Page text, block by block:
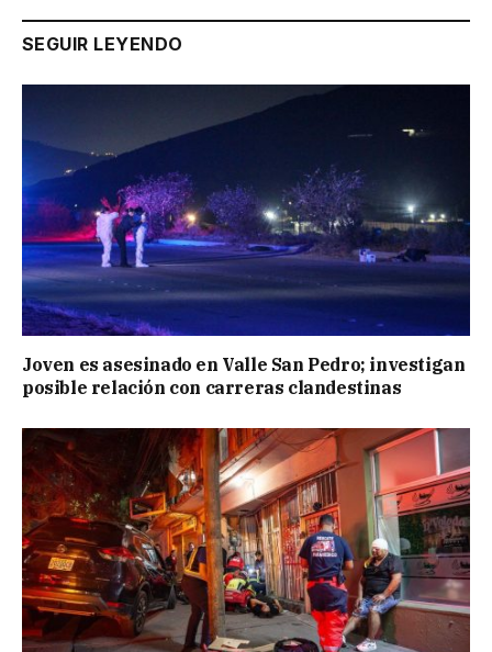
SEGUIR LEYENDO
Joven es asesinado en Valle San Pedro; investigan
posible relación con carreras clandestinas